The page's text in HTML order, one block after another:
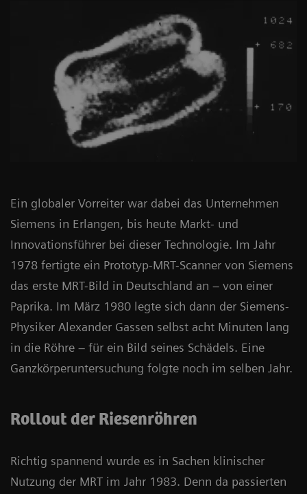
Ein globaler Vorreiter war dabei das Unternehmen
Siemens in Erlangen, bis heute Markt- und
Innovationsführer bei dieser Technologie. Im Jahr
1978 fertigte ein Prototyp-MRT-Scanner von Siemens
das erste MRT-Bild in Deutschland an – von einer
Paprika. Im März 1980 legte sich dann der Siemens-
Physiker Alexander Gassen selbst acht Minuten lang
in die Röhre – für ein Bild seines Schädels. Eine
Ganzkörperuntersuchung folgte noch im selben Jahr.
Rollout der Riesenröhren
Richtig spannend wurde es in Sachen klinischer
Nutzung der MRT im Jahr 1983. Denn da passierten